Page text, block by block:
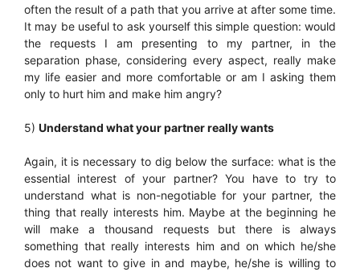
often the result of a path that you arrive at after some time.
It may be useful to ask yourself this simple question: would
the requests I am presenting to my partner, in the
separation phase, considering every aspect, really make
my life easier and more comfortable or am I asking them
only to hurt him and make him angry?
5) Understand what your partner really wants
Again, it is necessary to dig below the surface: what is the
essential interest of your partner? You have to try to
understand what is non-negotiable for your partner, the
thing that really interests him. Maybe at the beginning he
will make a thousand requests but there is always
something that really interests him and on which he/she
does not want to give in and maybe, he/she is willing to